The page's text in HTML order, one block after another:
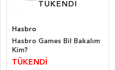
TÜKENDİ
TÜKENDİ
Hasbro
Hasbro Games Bil Bakalım
Kim?
TÜKENDİ